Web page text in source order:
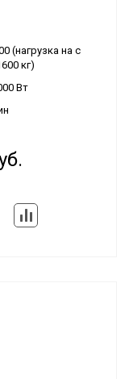
(нагрузка на с
кг)
Вт